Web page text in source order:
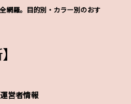
網羅。目的別・カラー別のおす
運営者情報